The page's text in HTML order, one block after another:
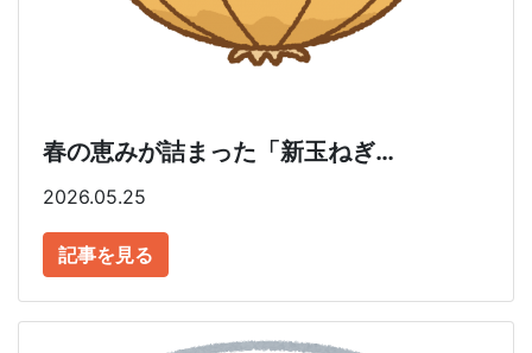
春の恵みが詰まった「新玉ねぎ…
2026.05.25
記事を見る